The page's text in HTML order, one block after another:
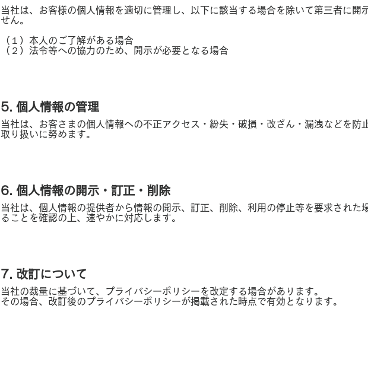
当社は、お客様の個人情報を適切に管理し、以下に該当する場合を除いて第三者に開
せん。
（１）本人のご了解がある場合
（２）法令等への協力のため、開示が必要となる場合
5. 個人情報の管理
当社は、お客さまの個人情報への不正アクセス・紛失・破損・改ざん・漏洩などを防
取り扱いに努めます。
6. 個人情報の開示・訂正・削除
当社は、個人情報の提供者から情報の開示、訂正、削除、利用の停止等を要求された
ることを確認の上、速やかに対応します。
7. 改訂について
当社の裁量に基づいて、プライバシーポリシーを改定する場合があります。
その場合、改訂後のプライバシーポリシーが掲載された時点で有効となります。